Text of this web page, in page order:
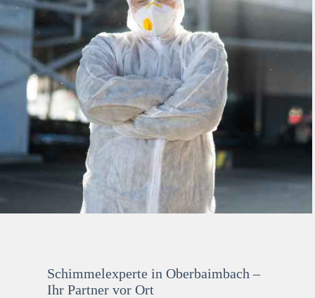
Schimmelexperte in Oberbaimbach –
Ihr Partner vor Ort